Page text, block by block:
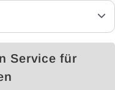
Service für